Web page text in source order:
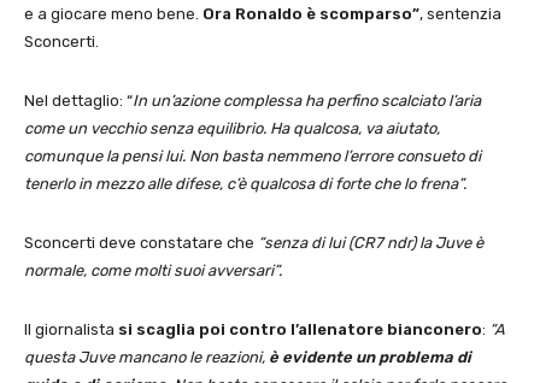
e a giocare meno bene. Ora Ronaldo è scomparso”, sentenzia
Sconcerti.
Nel dettaglio: “In un’azione complessa ha perfino scalciato l’aria
come un vecchio senza equilibrio. Ha qualcosa, va aiutato,
comunque la pensi lui. Non basta nemmeno l’errore consueto di
tenerlo in mezzo alle difese, c’è qualcosa di forte che lo frena”.
Sconcerti deve constatare che “senza di lui (CR7 ndr) la Juve è
normale, come molti suoi avversari”.
Il giornalista si scaglia poi contro l’allenatore bianconero: “A
questa Juve mancano le reazioni, è evidente un problema di